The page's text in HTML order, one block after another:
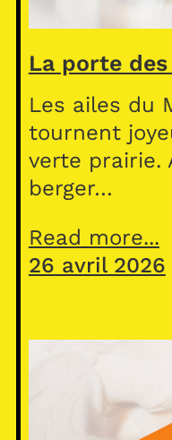
La porte
Les ailes du
tournent
verte prairie.
berger…
Read more...
26 avril 2026